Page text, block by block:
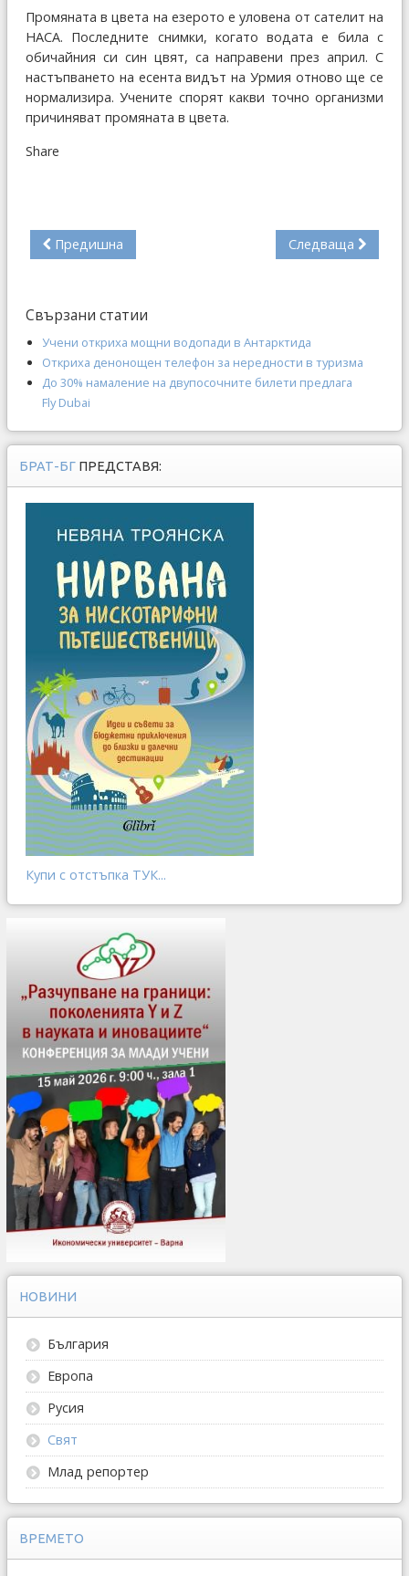
Промяната в цвета на езерото е уловена от сателит на
НАСА. Последните снимки, когато водата е била с
обичайния си син цвят, са направени през април. С
настъпването на есента видът на Урмия отново ще се
нормализира. Учените спорят какви точно организми
причиняват промяната в цвета.
Share
Предишна Следваща
Свързани статии
Учени откриха мощни водопади в Антарктида
Откриха денонощен телефон за нередности в туризма
До 30% намаление на двупосочните билети предлага
Fly Dubai
БРАТ-БГ ПРЕДСТАВЯ:
Купи с отстъпка ТУК...
НОВИНИ
България
Европа
Русия
Свят
Млад репортер
ВРЕМЕТО